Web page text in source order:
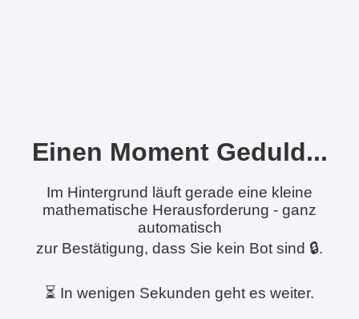
Einen Moment Geduld...
Im Hintergrund läuft gerade eine kleine
mathematische Herausforderung - ganz
automatisch
zur Bestätigung, dass Sie kein Bot sind 🔒.
⏳ In wenigen Sekunden geht es weiter.